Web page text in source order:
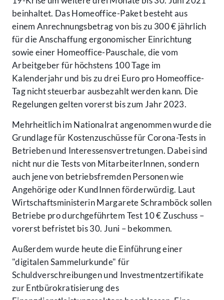
beinhaltet. Das Homeoffice-Paket besteht aus
einem Anrechnungsbetrag von bis zu 300 € jährlich
für die Anschaffung ergonomischer Einrichtung
sowie einer Homeoffice-Pauschale, die vom
Arbeitgeber für höchstens 100 Tage im
Kalenderjahr und bis zu drei Euro pro Homeoffice-
Tag nicht steuerbar ausbezahlt werden kann. Die
Regelungen gelten vorerst bis zum Jahr 2023.
Mehrheitlich im Nationalrat angenommen wurde die
Grundlage für Kostenzuschüsse für Corona-Tests in
Betrieben und Interessensvertretungen. Dabei sind
nicht nur die Tests von MitarbeiterInnen, sondern
auch jene von betriebsfremden Personen wie
Angehörige oder KundInnen förderwürdig. Laut
Wirtschaftsministerin Margarete Schramböck sollen
Betriebe pro durchgeführtem Test 10 € Zuschuss –
vorerst befristet bis 30. Juni – bekommen.
Außerdem wurde heute die Einführung einer
"digitalen Sammelurkunde" für
Schuldverschreibungen und Investmentzertifikate
zur Entbürokratisierung des